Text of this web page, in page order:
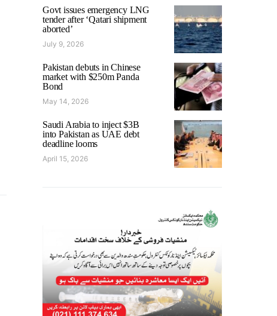
Govt issues emergency LNG
tender after ‘Qatari shipment
aborted’
July 9, 2026
Pakistan debuts in Chinese
market with $250m Panda
Bond
May 14, 2026
Saudi Arabia to inject $3B
into Pakistan as UAE debt
deadline looms
April 15, 2026